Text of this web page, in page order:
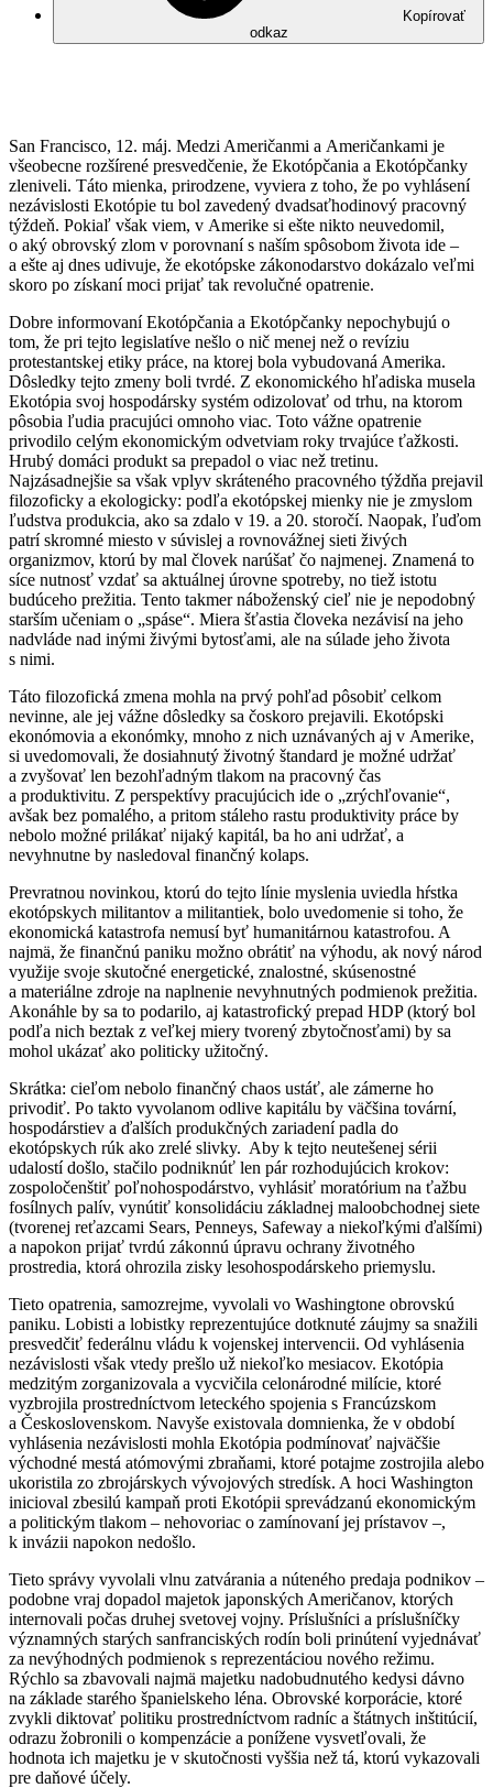
Kopírovať
odkaz
San Francisco, 12. máj. Medzi Američanmi a Američankami je
všeobecne rozšírené presvedčenie, že Ekotópčania a Ekotópčanky
zleniveli. Táto mienka, prirodzene, vyviera z toho, že po vyhlásení
nezávislosti Ekotópie tu bol zavedený dvadsaťhodinový pracovný
týždeň. Pokiaľ však viem, v Amerike si ešte nikto neuvedomil,
o aký obrovský zlom v porovnaní s naším spôsobom života ide –
a ešte aj dnes udivuje, že ekotópske zákonodarstvo dokázalo veľmi
skoro po získaní moci prijať tak revolučné opatrenie.
Dobre informovaní Ekotópčania a Ekotópčanky nepochybujú o
tom, že pri tejto legislatíve nešlo o nič menej než o revíziu
protestantskej etiky práce, na ktorej bola vybudovaná Amerika.
Dôsledky tejto zmeny boli tvrdé. Z ekonomického hľadiska musela
Ekotópia svoj hospodársky systém odizolovať od trhu, na ktorom
pôsobia ľudia pracujúci omnoho viac. Toto vážne opatrenie
privodilo celým ekonomickým odvetviam roky trvajúce ťažkosti.
Hrubý domáci produkt sa prepadol o viac než tretinu.
Najzásadnejšie sa však vplyv skráteného pracovného týždňa prejavil
filozoficky a ekologicky: podľa ekotópskej mienky nie je zmyslom
ľudstva produkcia, ako sa zdalo v 19. a 20. storočí. Naopak, ľuďom
patrí skromné miesto v súvislej a rovnovážnej sieti živých
organizmov, ktorú by mal človek narúšať čo najmenej. Znamená to
síce nutnosť vzdať sa aktuálnej úrovne spotreby, no tiež istotu
budúceho prežitia. Tento takmer náboženský cieľ nie je nepodobný
starším učeniam o „spáse“. Miera šťastia človeka nezávisí na jeho
nadvláde nad inými živými bytosťami, ale na súlade jeho života
s nimi.
Táto filozofická zmena mohla na prvý pohľad pôsobiť celkom
nevinne, ale jej vážne dôsledky sa čoskoro prejavili. Ekotópski
ekonómovia a ekonómky, mnoho z nich uznávaných aj v Amerike,
si uvedomovali, že dosiahnutý životný štandard je možné udržať
a zvyšovať len bezohľadným tlakom na pracovný čas
a produktivitu. Z perspektívy pracujúcich ide o „zrýchľovanie“,
avšak bez pomalého, a pritom stáleho rastu produktivity práce by
nebolo možné prilákať nijaký kapitál, ba ho ani udržať, a
nevyhnutne by nasledoval finančný kolaps.
Prevratnou novinkou, ktorú do tejto línie myslenia uviedla hŕstka
ekotópskych militantov a militantiek, bolo uvedomenie si toho, že
ekonomická katastrofa nemusí byť humanitárnou katastrofou. A
najmä, že finančnú paniku možno obrátiť na výhodu, ak nový národ
využije svoje skutočné energetické, znalostné, skúsenostné
a materiálne zdroje na naplnenie nevyhnutných podmienok prežitia.
Akonáhle by sa to podarilo, aj katastrofický prepad HDP (ktorý bol
podľa nich beztak z veľkej miery tvorený zbytočnosťami) by sa
mohol ukázať ako politicky užitočný.
Skrátka: cieľom nebolo finančný chaos ustáť, ale zámerne ho
privodiť. Po takto vyvolanom odlive kapitálu by väčšina tovární,
hospodárstiev a ďalších produkčných zariadení padla do
ekotópskych rúk ako zrelé slivky. Aby k tejto neutešenej sérii
udalostí došlo, stačilo podniknúť len pár rozhodujúcich krokov:
zospoločenštiť poľnohospodárstvo, vyhlásiť moratórium na ťažbu
fosílnych palív, vynútiť konsolidáciu základnej maloobchodnej siete
(tvorenej reťazcami Sears, Penneys, Safeway a niekoľkými ďalšími)
a napokon prijať tvrdú zákonnú úpravu ochrany životného
prostredia, ktorá ohrozila zisky lesohospodárskeho priemyslu.
Tieto opatrenia, samozrejme, vyvolali vo Washingtone obrovskú
paniku. Lobisti a lobistky reprezentujúce dotknuté záujmy sa snažili
presvedčiť federálnu vládu k vojenskej intervencii. Od vyhlásenia
nezávislosti však vtedy prešlo už niekoľko mesiacov. Ekotópia
medzitým zorganizovala a vycvičila celonárodné milície, ktoré
vyzbrojila prostredníctvom leteckého spojenia s Francúzskom
a Československom. Navyše existovala domnienka, že v období
vyhlásenia nezávislosti mohla Ekotópia podmínovať najväčšie
východné mestá atómovými zbraňami, ktoré potajme zostrojila alebo
ukoristila zo zbrojárskych vývojových stredísk. A hoci Washington
inicioval zbesilú kampaň proti Ekotópii sprevádzanú ekonomickým
a politickým tlakom – nehovoriac o zamínovaní jej prístavov –,
k invázii napokon nedošlo.
Tieto správy vyvolali vlnu zatvárania a núteného predaja podnikov –
podobne vraj dopadol majetok japonských Američanov, ktorých
internovali počas druhej svetovej vojny. Príslušníci a príslušníčky
významných starých sanfranciských rodín boli prinútení vyjednávať
za nevýhodných podmienok s reprezentáciou nového režimu.
Rýchlo sa zbavovali najmä majetku nadobudnutého kedysi dávno
na základe starého španielskeho léna. Obrovské korporácie, ktoré
zvykli diktovať politiku prostredníctvom radníc a štátnych inštitúcií,
odrazu žobronili o kompenzácie a ponížene vysvetľovali, že
hodnota ich majetku je v skutočnosti vyššia než tá, ktorú vykazovali
pre daňové účely.